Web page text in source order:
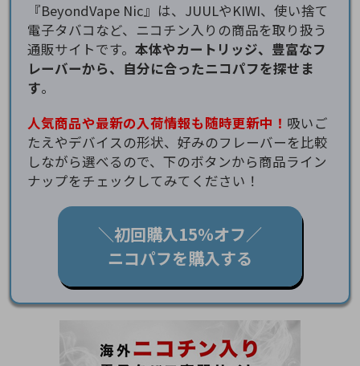
『BeyondVape Nic』は、JUULやKIWI、使い捨て
電子タバコなど、ニコチン入りの商品を取り扱う
通販サイトです。 本体やカートリッジ、豊富なフ
レーバーから、自分に合ったニコパフを探せま
す。
人気商品や最新の入荷情報も随時更新中！ 吸いご
たえやデバイスの形状、好みのフレーバーを比較
しながら選べるので、下のボタンから商品ライン
ナップをチェックしてみてください！
＼初回購入15％オフ／
ニコパフを購入する